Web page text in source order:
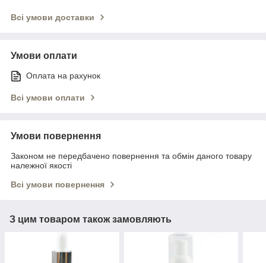
Всі умови доставки
Умови оплати
Оплата на рахунок
Всі умови оплати
Умови повернення
Законом не передбачено повернення та обмін даного товару
належної якості
Всі умови повернення
З цим товаром також замовляють